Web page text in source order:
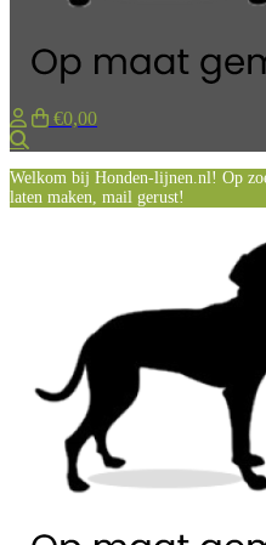
€0,00
Welkom bij Honden-lijnen.nl! Op
laten maken, mail gerust!